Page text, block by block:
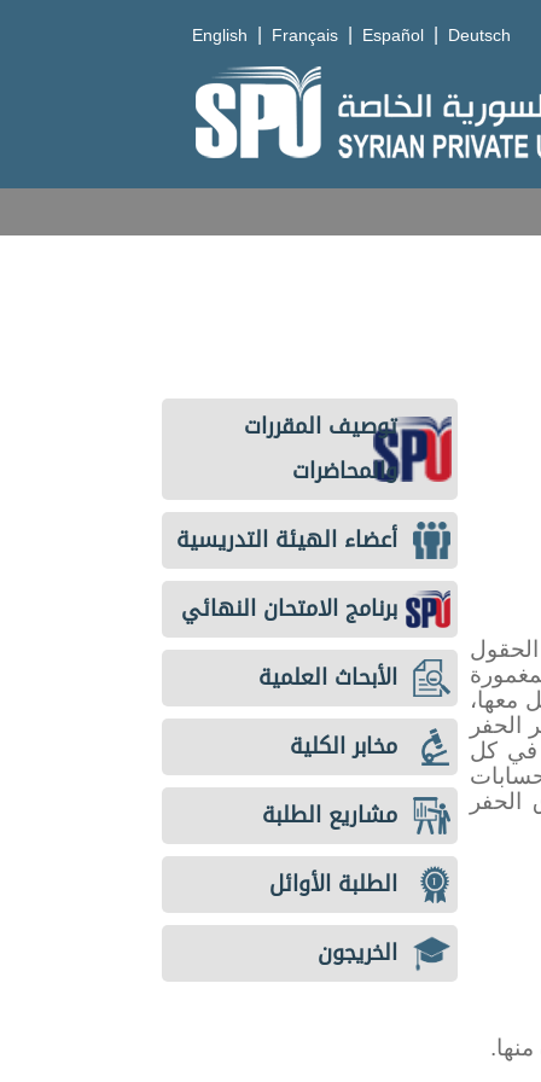
English | Français | Español | Deutsch
توصيف المقررات
والمحاضرات
أعضاء الهيئة التدريسية
برنامج الامتحان النهائي
الأبحاث العلمية
مخابر الكلية
مشاريع الطلبة
الطلبة الأوائل
الخريجون
معها،
الحفر
في كل
الحفر